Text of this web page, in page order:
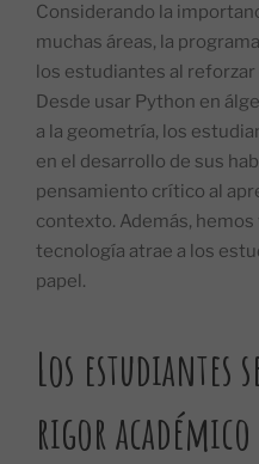
Considerando la
muchas áreas, la
los estudiantes al
Desde usar Python en
a la geometría, los
en el desarrollo de sus
pensamiento crítico al
contexto. Además,
tecnología atrae a los
papel.
Los estudiantes
rigor académico